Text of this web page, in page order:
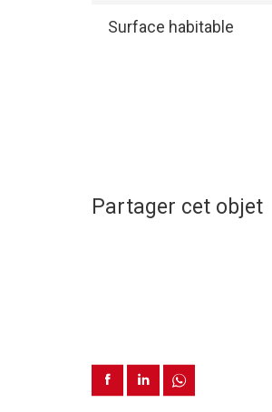
Surface habitable
Partager cet objet